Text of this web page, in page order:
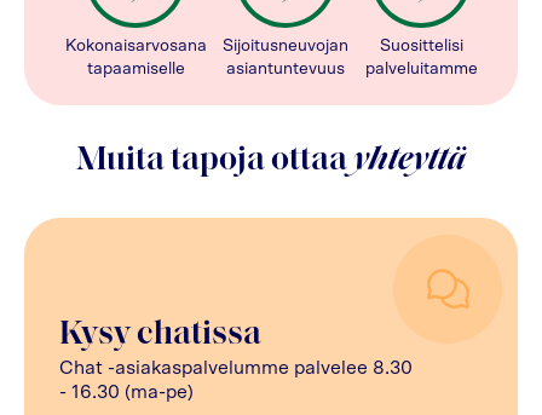
Kokonaisarvosana
tapaamiselle
Sijoitusneuvojan
asiantuntevuus
Suosittelisi
palveluitamme
Muita tapoja ottaayhteyttä
Kysy chatissa
Chat -asiakaspalvelumme palvelee 8.30
- 16.30 (ma-pe)